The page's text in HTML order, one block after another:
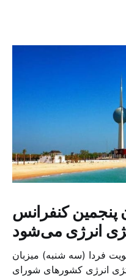
پنجمین کنفرانس
انرژی می‌شود
فردا (سه شنبه) میزبان
انرژی کشورهای شورای